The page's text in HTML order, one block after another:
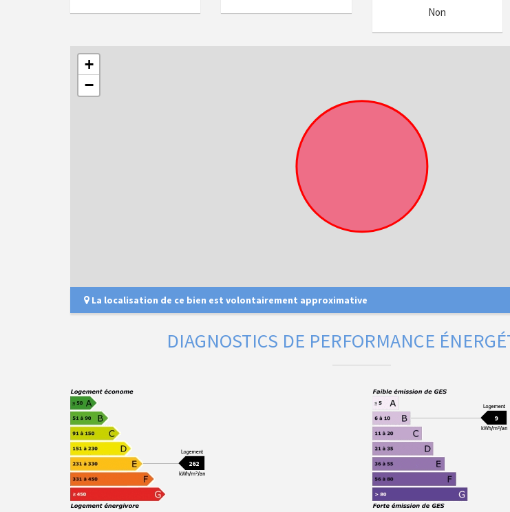
Non
+
−
La localisation de ce bien est volontairement approximative
DIAGNOSTICS DE PERFORMANCE
262
9